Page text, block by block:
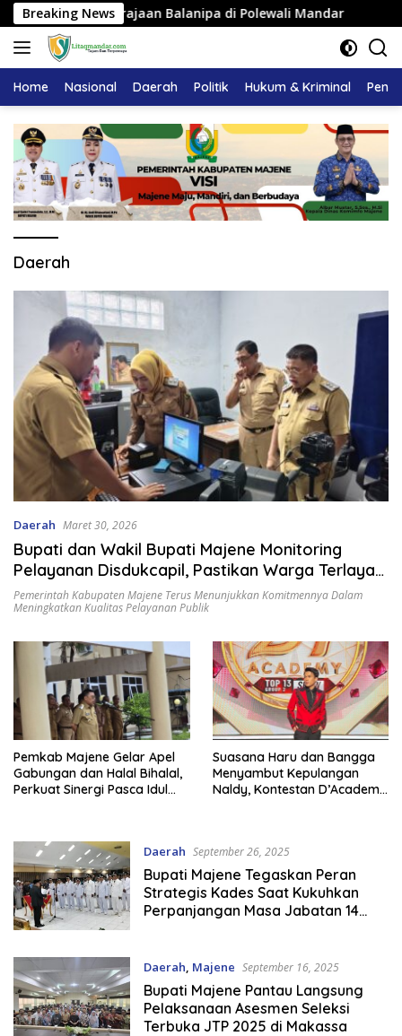
Langsung
ke
konten
Breaking News
Kerajaan Balanipa di Polewali Mandar Pemkab
Home Nasional Daerah Politik Hukum & Kriminal
Daerah
Daerah Maret 30, 2026
Bupati dan Wakil Bupati Majene Monitoring
Pelayanan Disdukcapil, Pastikan Warga Terlayani
Optimal
Pemerintah Kabupaten Majene Terus Menunjukkan Komitmennya Dalam
Meningkatkan Kualitas Pelayanan Publik
Pemkab Majene Gelar Apel
Gabungan dan Halal Bihalal,
Perkuat Sinergi Pasca Idul
Suasana Haru dan Bangga
Menyambut Kepulangan
Naldy, Kontestan D’Academy
Daerah September 26, 2025
Bupati Majene Tegaskan Peran
Strategis Kades Saat Kukuhkan
Perpanjangan Masa Jabatan 14
Daerah, Majene September 16, 2025
Bupati Majene Pantau Langsung
Pelaksanaan Asesmen Seleksi
Terbuka JTP 2025 di Makassa